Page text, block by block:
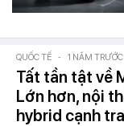
QUỐC TẾ - 1 NĂM TRƯỚC
Tất tần tật về
Lớn hơn, nội
hybrid cạnh